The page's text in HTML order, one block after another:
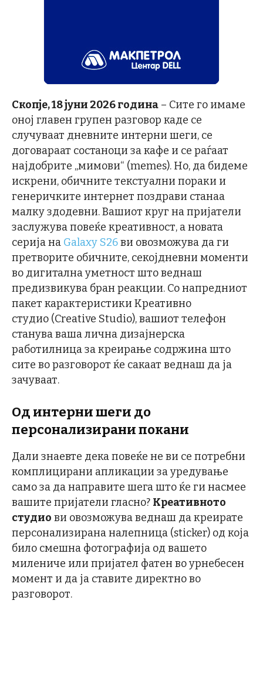
Скопје, 18 јуни 2026 година – Сите го имаме
оној главен групен разговор каде се
случуваат дневните интерни шеги, се
договараат состаноци за кафе и се раѓаат
најдобрите „мимови“ (memes). Но, да бидеме
искрени, обичните текстуални пораки и
генеричките интернет поздрави станаа
малку здодевни. Вашиот круг на пријатели
заслужува повеќе креативност, а новата
серија на Galaxy S26ви овозможува да ги
претворите обичните, секојдневни моменти
во дигитална уметност што веднаш
предизвикува бран реакции. Со напредниот
пакет карактеристики Креативно
студио (Creative Studio), вашиот телефон
станува ваша лична дизајнерска
работилница за креирање содржина што
сите во разговорот ќе сакаат веднаш да ја
зачуваат.
Од интерни шеги до
персонализирани покани
Дали знаевте дека повеќе не ви се потребни
комплицирани апликации за уредување
само за да направите шега што ќе ги насмее
вашите пријатели гласно? Креативното
студио ви овозможува веднаш да креирате
персонализирана налепница (sticker) од која
било смешна фотографија од вашето
милениче или пријател фатен во урнебесен
момент и да ја ставите директно во
разговорот.